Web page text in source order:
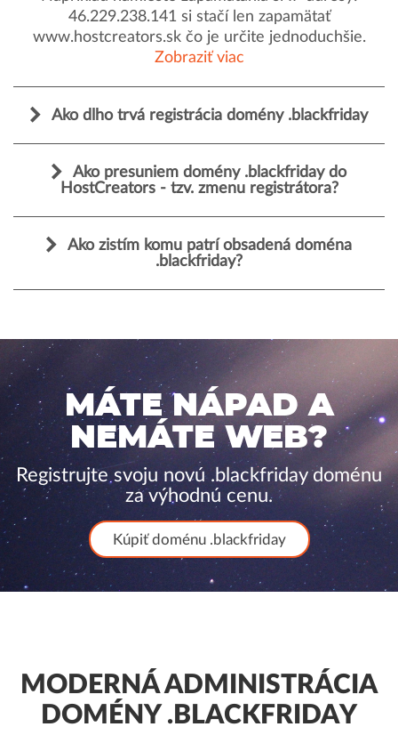
46.229.238.141 si stačí len zapamätať
www.hostcreators.sk čo je určite jednoduchšie.
Zobraziť viac
Ako dlho trvá registrácia domény .blackfriday
Ako presuniem domény .blackfriday do
HostCreators - tzv. zmenu registrátora?
Ako zistím komu patrí obsadená doména
.blackfriday?
MÁTE NÁPAD A
NEMÁTE WEB?
Registrujte svoju novú .blackfriday doménu
za výhodnú cenu.
Kúpiť doménu .blackfriday
MODERNÁ ADMINISTRÁCIA
DOMÉNY .BLACKFRIDAY